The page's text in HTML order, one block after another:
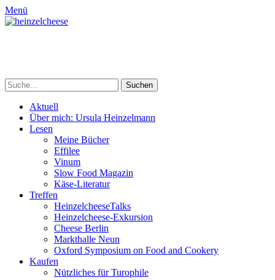
Menü
Suchen
nach:
Primäres
Menü
Zum
Inhalt
springen
Aktuell
Über mich: Ursula Heinzelmann
Lesen
Meine Bücher
Effilee
Vinum
Slow Food Magazin
Käse-Literatur
Treffen
HeinzelcheeseTalks
Heinzelcheese-Exkursion
Cheese Berlin
Markthalle Neun
Oxford Symposium on Food and Cookery
Kaufen
Nützliches für Turophile